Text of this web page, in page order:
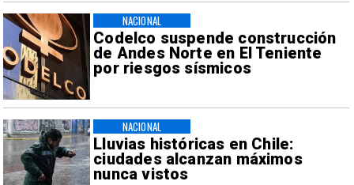
Codelco suspende construcción
de Andes Norte en El Teniente
por riesgos sísmicos
NACIONAL
Lluvias históricas en Chile:
ciudades alcanzan máximos
nunca vistos
NACIONAL